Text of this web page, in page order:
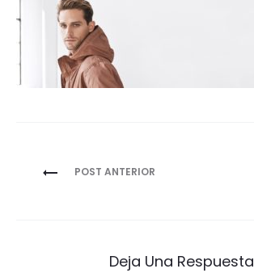
Navegación
POST ANTERIOR
Deja Una Respuesta